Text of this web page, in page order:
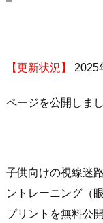
【更新状況】 2025
ページを公開しまし
子供向けの視線迷
ントレーニング（
プリントを無料公